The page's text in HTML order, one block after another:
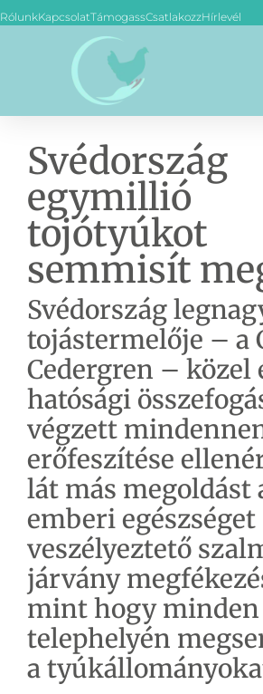
RólunkKapcsolatTámogassCsatlakozzHírlevél
Svédország
egymillió
tojótyúkot
semmisít
Svédország
tojástermelője – a
Cedergren – közel
hatósági
végzett
erőfeszítése
lát más megoldást
emberi egészséget
veszélyeztető
járvány
mint hogy minden
telephelyén
a